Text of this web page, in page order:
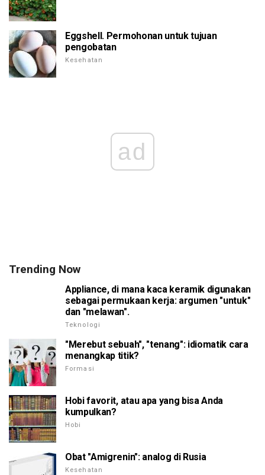
Eggshell. Permohonan untuk tujuan
pengobatan
Kesehatan
ad
Trending Now
Appliance, di mana kaca keramik digunakan
sebagai permukaan kerja: argumen "untuk"
dan "melawan".
Teknologi
"Merebut sebuah", "tenang": idiomatik cara
menangkap titik?
Formasi
Hobi favorit, atau apa yang bisa Anda
kumpulkan?
Hobi
Obat "Amigrenin": analog di Rusia
Kesehatan